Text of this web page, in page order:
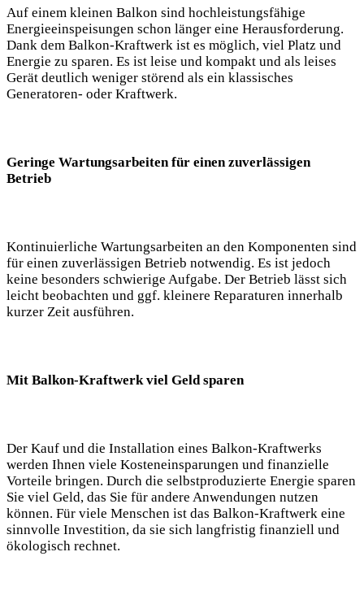
Auf einem kleinen Balkon sind hochleistungsfähige
Energieeinspeisungen schon länger eine Herausforderung.
Dank dem Balkon-Kraftwerk ist es möglich, viel Platz und
Energie zu sparen. Es ist leise und kompakt und als leises
Gerät deutlich weniger störend als ein klassisches
Generatoren- oder Kraftwerk.
Geringe Wartungsarbeiten für einen zuverlässigen
Betrieb
Kontinuierliche Wartungsarbeiten an den Komponenten sind
für einen zuverlässigen Betrieb notwendig. Es ist jedoch
keine besonders schwierige Aufgabe. Der Betrieb lässt sich
leicht beobachten und ggf. kleinere Reparaturen innerhalb
kurzer Zeit ausführen.
Mit Balkon-Kraftwerk viel Geld sparen
Der Kauf und die Installation eines Balkon-Kraftwerks
werden Ihnen viele Kosteneinsparungen und finanzielle
Vorteile bringen. Durch die selbstproduzierte Energie sparen
Sie viel Geld, das Sie für andere Anwendungen nutzen
können. Für viele Menschen ist das Balkon-Kraftwerk eine
sinnvolle Investition, da sie sich langfristig finanziell und
ökologisch rechnet.